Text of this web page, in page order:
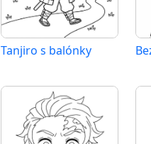
Tanjiro s balónky